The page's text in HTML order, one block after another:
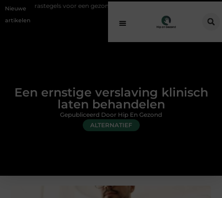
Nieuwe
artikelen
voor een gezonde buitenplek
Een ernstige verslaving klinisch
laten behandelen
ALTERNATIEF
Gepubliceerd Door Hip En Gezond